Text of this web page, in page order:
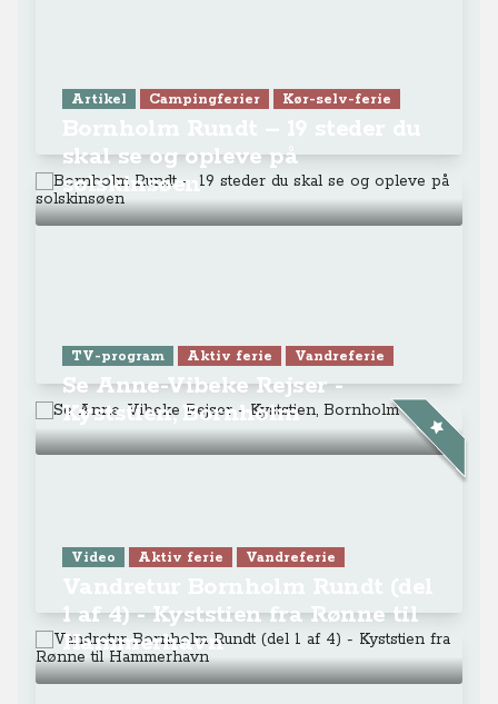
Artikel Campingferier Kør-selv-ferie
skal se og opleve på
solskinsøen
TV-program Aktiv ferie Vandreferie
Se Anne-Vibeke Rejser -
Kyststien, Bornholm
Video Aktiv ferie Vandreferie
1 af 4) - Kyststien fra Rønne til
Hammerhavn